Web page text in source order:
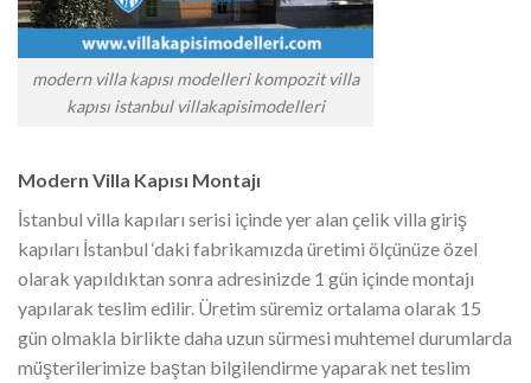
modern villa kapısı modelleri kompozit villa
kapısı istanbul villakapisimodelleri
Modern Villa Kapısı Montajı
İstanbul villa kapıları serisi içinde yer alan çelik villa giriş
kapıları İstanbul ‘daki fabrikamızda üretimi ölçünüze özel
olarak yapıldıktan sonra adresinizde 1 gün içinde montajı
yapılarak teslim edilir. Üretim süremiz ortalama olarak 15
gün olmakla birlikte daha uzun sürmesi muhtemel durumlarda
müşterilerimize baştan bilgilendirme yaparak net teslim